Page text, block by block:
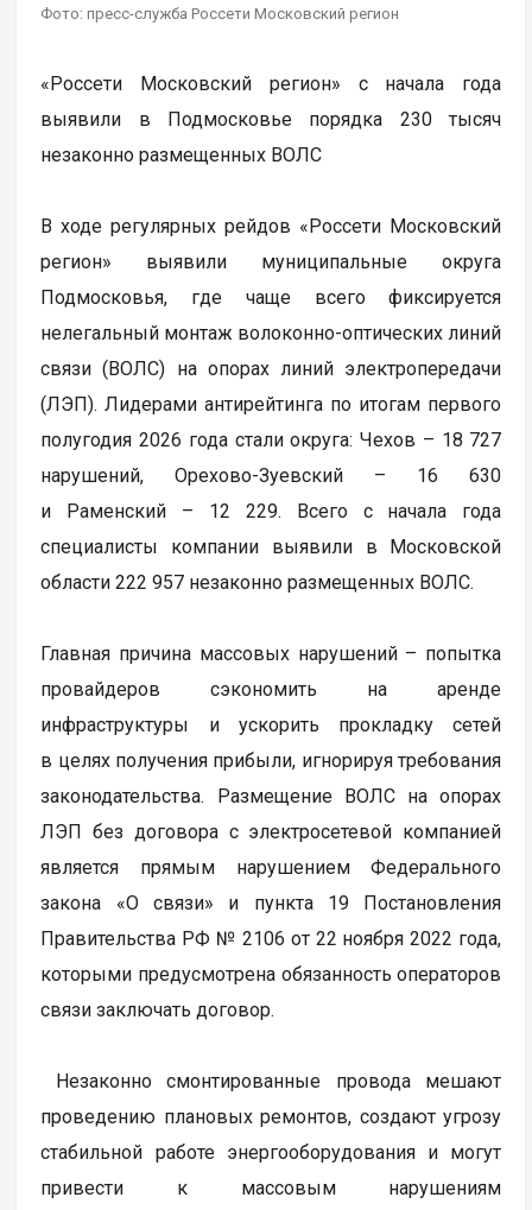
Фото: пресс-служба Россети Московский регион
«Россети Московский регион» с начала года
выявили в Подмосковье порядка 230 тысяч
незаконно размещенных ВОЛС
В ходе регулярных рейдов «Россети Московский
регион» выявили муниципальные округа
Подмосковья, где чаще всего фиксируется
нелегальный монтаж волоконно-оптических линий
связи (ВОЛС) на опорах линий электропередачи
(ЛЭП). Лидерами антирейтинга по итогам первого
полугодия 2026 года стали округа: Чехов – 18 727
нарушений, Орехово-Зуевский – 16 630
и Раменский – 12 229. Всего с начала года
специалисты компании выявили в Московской
области 222 957 незаконно размещенных ВОЛС.
Главная причина массовых нарушений – попытка
провайдеров сэкономить на аренде
инфраструктуры и ускорить прокладку сетей
в целях получения прибыли, игнорируя требования
законодательства. Размещение ВОЛС на опорах
ЛЭП без договора с электросетевой компанией
является прямым нарушением Федерального
закона «О связи» и пункта 19 Постановления
Правительства РФ № 2106 от 22 ноября 2022 года,
которыми предусмотрена обязанность операторов
связи заключать договор.
Незаконно смонтированные провода мешают
проведению плановых ремонтов, создают угрозу
стабильной работе энергооборудования и могут
привести к массовым нарушениям